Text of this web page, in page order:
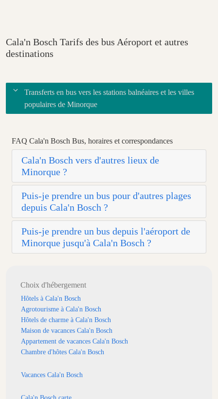
Cala'n Bosch Tarifs des bus Aéroport et autres
destinations
Transferts en bus vers les stations balnéaires et les villes
populaires de Minorque
FAQ Cala'n Bosch Bus, horaires et correspondances
Cala'n Bosch vers d'autres lieux de
Minorque ?
Puis-je prendre un bus pour d'autres plages
depuis Cala'n Bosch ?
Puis-je prendre un bus depuis l'aéroport de
Minorque jusqu'à Cala'n Bosch ?
Choix d'hébergement
Hôtels à Cala'n Bosch
Agrotourisme à Cala'n Bosch
Hôtels de charme à Cala'n Bosch
Maison de vacances Cala'n Bosch
Appartement de vacances Cala'n Bosch
Chambre d'hôtes Cala'n Bosch
Vacances Cala'n Bosch